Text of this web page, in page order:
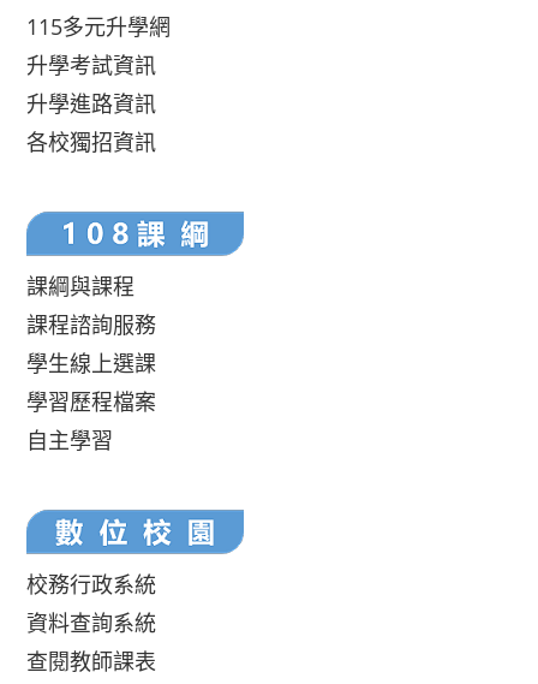
115多元升學網
升學考試資訊
升學進路資訊
各校獨招資訊
課綱與課程
課程諮詢服務
學生線上選課
學習歷程檔案
自主學習
校務行政系統
資料查詢系統
查閱教師課表